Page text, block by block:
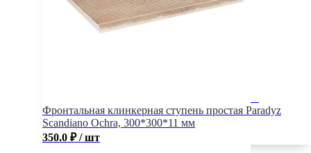
Фронтальная клинкерная ступень простая Paradyz
Scandiano Ochra, 300*300*11 мм
350.0 ₽ / шт